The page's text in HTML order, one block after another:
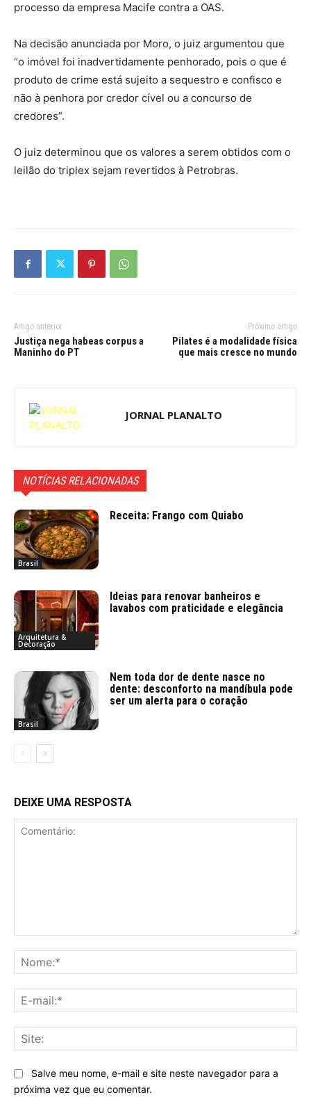
processo da empresa Macife contra a OAS.
Na decisão anunciada por Moro, o juiz argumentou que
“o imóvel foi inadvertidamente penhorado, pois o que é
produto de crime está sujeito a sequestro e confisco e
não à penhora por credor cível ou a concurso de
credores”.
O juiz determinou que os valores a serem obtidos com o
leilão do triplex sejam revertidos à Petrobras.
Artigo anterior
Justiça nega habeas corpus a
Maninho do PT
Próximo artigo
Pilates é a modalidade física
que mais cresce no mundo
JORNAL PLANALTO
NOTÍCIAS RELACIONADAS
Brasil
Receita: Frango com Quiabo
Arquitetura &
Decoração
Ideias para renovar banheiros e
lavabos com praticidade e elegância
Brasil
Nem toda dor de dente nasce no
dente: desconforto na mandíbula pode
ser um alerta para o coração
DEIXE UMA RESPOSTA
Salve meu nome, e-mail e site neste navegador para a
próxima vez que eu comentar.